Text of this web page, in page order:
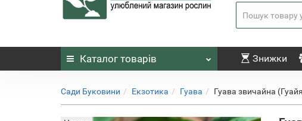
Каталог товарів Знижки
Сади Буковини Екзотика Гуава Гуава звичайна